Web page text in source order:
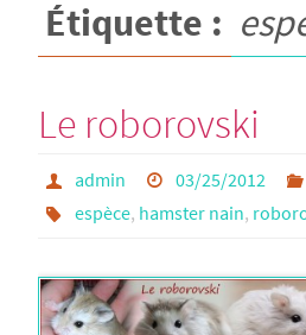
Étiquette :
Le roborovski
admin 03/25/2012
espèce, hamster nain,